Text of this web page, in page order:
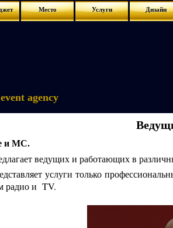
Место Услуги Дизайн
agency
и МС.
ведущих и работающих в
услуги только
радио и TV.